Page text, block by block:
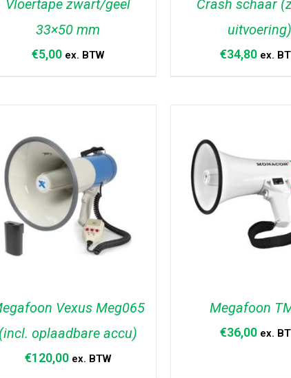
AAN WINKELWAGEN
Vloertape zwart/geel
33×50 mm
€5,00 ex. BTW
TOEVOEGEN AAN
Crash schaar
uitvoering)
€34,80 ex.
AAN WINKELWAGEN
Vexus Meg065
oplaadbare accu)
€120,00 ex. BTW
Megafoon
€36,00 ex.